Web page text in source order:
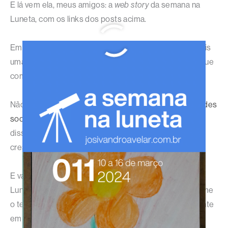
E lá vem ela, meus amigos: a web storyda semana na
Luneta, com os links dos posts acima.
Em plena intensidade e em busca de mais, esta foi mais
uma semana concluída com sucesso! Que a semana que
começa seja melhor do que a semana que termina.
Não deixe de me seguir noInstagrame nas demais redes
sociais
, além do canal deste site no WhatsApp. Além
disso, você também pode ajudar a fazer este projeto
crescer através dos
planos de patrocínio e assinatura
E vamos que vamos construir mais uma semana na
Luneta, afinal, os nossos desafios só crescem conforme
o tempo passa. Mas a gente encara todos eles de frente
em busca do nosso melhor.